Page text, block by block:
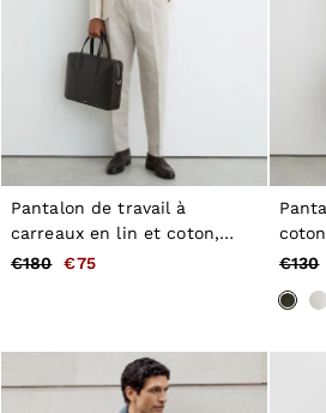
Swimwear
Shirts & Blouses
Sweats & Joggers
Jackets & Coats
Knitwear & Jumpers
Petite
Jeans
Shoes
Accessories
Brands Outlet
42
46
Pantalon de travail à
carreaux en lin et coton,
avoine
€180 €75
€130